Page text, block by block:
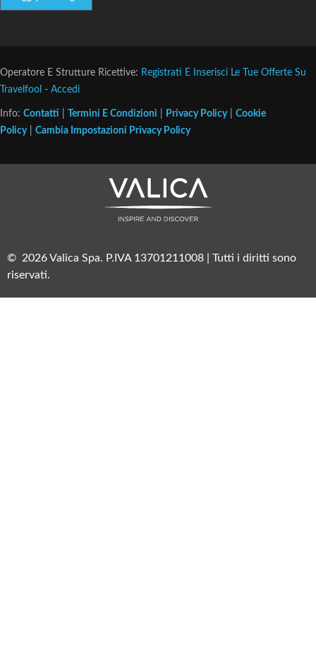
Operatore E Strutture Ricettive: Registrati E Inserisci Le Tue Offerte Su
Travelfool - Accedi
Info: Contatti Termini E Condizioni Privacy Policy| Cookie
Policy| Cambia Impostazioni Privacy Policy
© 2026 Valica Spa. P.IVA 13701211008 | Tutti i diritti sono
riservati.